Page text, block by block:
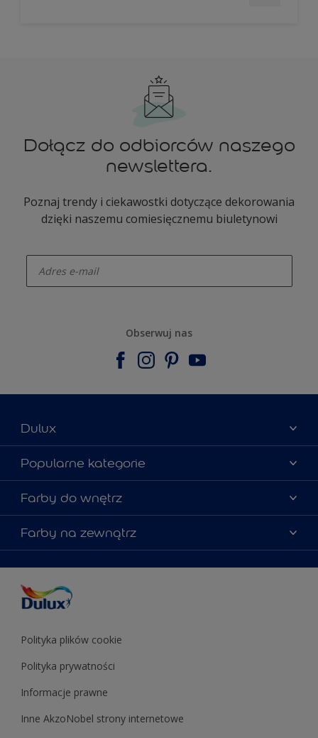
Dołącz do odbiorców naszego
newslettera.
Poznaj trendy i ciekawostki dotyczące dekorowania
dzięki naszemu comiesięcznemu biuletynowi
Obserwuj nas
Dulux
Materiały marketingowe
Mapa strony
Kontakt
Zgodność kolorów
Popularne kategorie
Kolory farb
Porady ekspertów
Zainspiruj się
Znajdź sklep
Farby do wnętrz
Farby do ścian
Farby uniwersalne
Podkłady i grunty
Testery farb
Farby do sufitów
Farby na zewnątrz
Farby uniwersalne
Podkłady i grunty
Polityka plików cookie
Polityka prywatności
Informacje prawne
Inne AkzoNobel strony internetowe